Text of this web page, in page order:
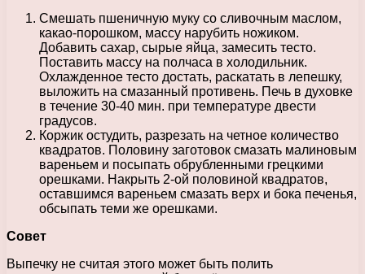
Смешать пшеничную муку со сливочным маслом,
какао-порошком, массу нарубить ножиком.
Добавить сахар, сырые яйца, замесить тесто.
Поставить массу на полчаса в холодильник.
Охлажденное тесто достать, раскатать в лепешку,
выложить на смазанный противень. Печь в духовке
в течение 30-40 мин. при температуре двести
градусов.
Коржик остудить, разрезать на четное количество
квадратов. Половину заготовок смазать малиновым
вареньем и посыпать обрубленными грецкими
орешками. Накрыть 2-ой половиной квадратов,
оставшимся вареньем смазать верх и бока печенья,
обсыпать теми же орешками.
Совет
Выпечку не считая этого может быть полить